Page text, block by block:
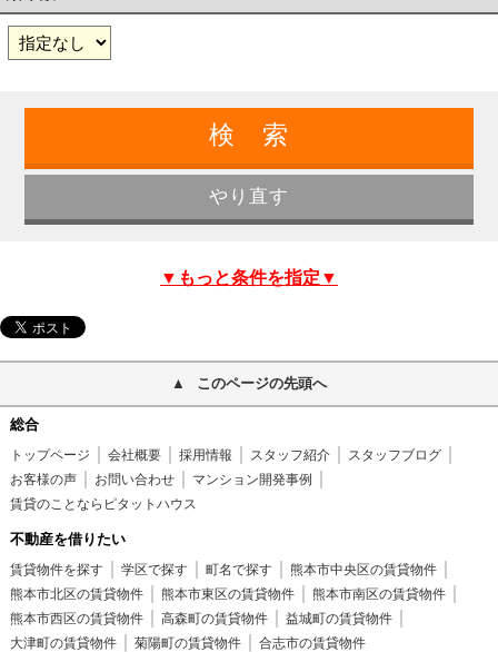
▼もっと条件を指定▼
このページの先頭へ
総合
トップページ 会社概要 採用情報 スタッフ紹介
スタッフブログ
お客様の声
お問い合わせ
マンション開発事例
賃貸のことならピタットハウス
不動産を借りたい
賃貸物件を探す 学区で探す 町名で探す
熊本市中央区の賃貸物件
熊本市北区の賃貸物件
熊本市東区の賃貸物件
熊本市南区の賃貸物件
熊本市西区の賃貸物件
高森町の賃貸物件
益城町の賃貸物件
大津町の賃貸物件
菊陽町の賃貸物件 合志市の賃貸物件